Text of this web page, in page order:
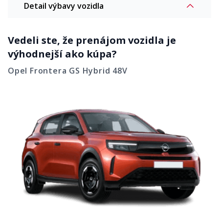
Detail výbavy vozidla
Automatická klimatizácia
10 palcový digitálny prístrojový
panel
Navigačný systém Multimedia
Navi
6 reproduktorov
Bezdrôtová nabíjačka pre
smartfóny
Bluetooth, 2x USB-C vpredu a
vzadu
Intelli-Seat ergonomické predné
sedadlá
Vedeli ste, že prenájom vozidla je
výhodnejší ako kúpa?
Opel Frontera GS Hybrid 48V